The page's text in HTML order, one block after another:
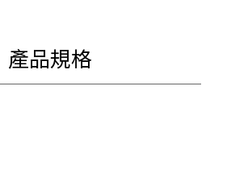
產品規格